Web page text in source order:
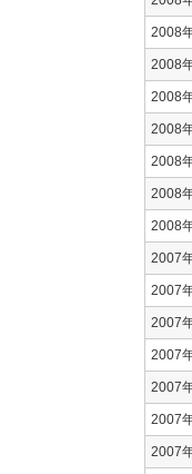
2008
2008
2008
2008
2008
2008
2008
2007
2007
2007
2007
2007
2007
2007